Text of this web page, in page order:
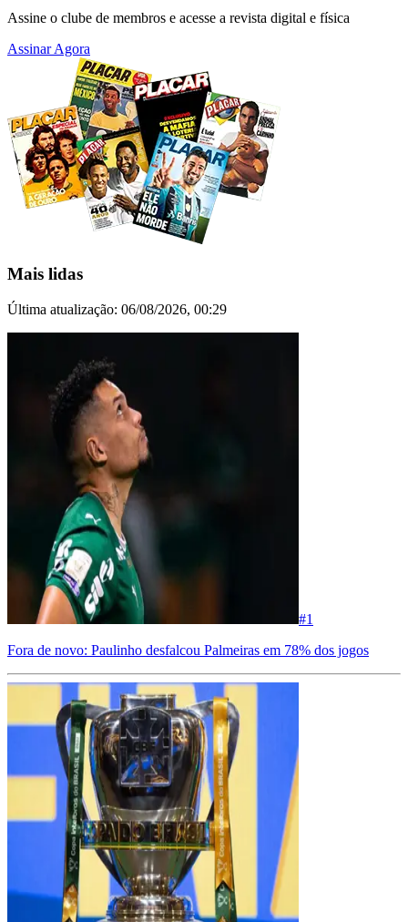
Assine o clube de membros e acesse a revista digital e física
Assinar Agora
Mais lidas
Última atualização: 06/08/2026, 00:29
#1
Fora de novo: Paulinho desfalcou Palmeiras em 78% dos jogos